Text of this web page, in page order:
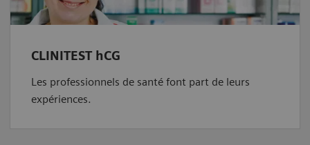
CLINITEST hCG
Les professionnels de santé font part de leurs
expériences.